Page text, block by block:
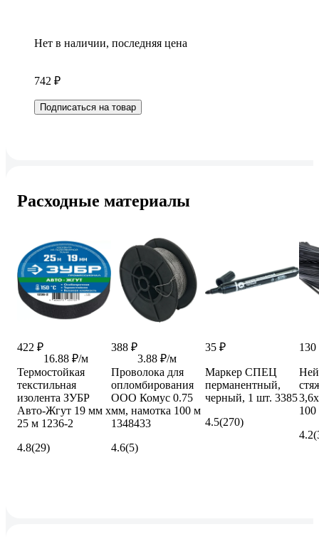
Нет в наличии, последняя цена
742 ₽
Подписаться на товар
Расходные материалы
422 ₽
16.88 ₽/м
Термостойкая
текстильная
изолента ЗУБР
Авто-Жгут 19 мм х
25 м 1236-2
4.8(29)
388 ₽
3.88 ₽/м
Проволока для
опломбирования
ООО Комус 0.75
мм, намотка 100 м
1348433
4.6(5)
35 ₽
Маркер СПЕЦ
перманентный,
черный, 1 шт. 3385
4.5(270)
130
4.2